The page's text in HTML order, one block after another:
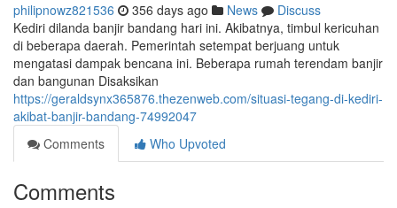
philipnowz821536 356 days ago News
Discuss
Kediri dilanda banjir bandang hari ini. Akibatnya, timbul kericuhan
di beberapa daerah. Pemerintah setempat berjuang untuk
mengatasi dampak bencana ini. Beberapa rumah terendam banjir
dan bangunan Disaksikan
https://geraldsynx365876.thezenweb.com/situasi-tegang-di-kediri-
akibat-banjir-bandang-74992047
Comments
Who Upvoted
Comments